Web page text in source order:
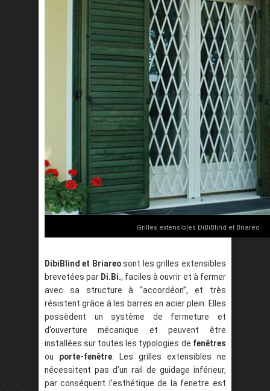
Grilles extensibles DiBiBlind et Briareo
DibiBlind et Briareosont les grilles extensibles
brevetées par Di.Bi., faciles à ouvrir et à fermer
avec sa structure à “accordéon”, et très
résistent grâce à les barres en acier plein. Elles
possèdent un système de fermeture et
d’ouverture mécanique et peuvent être
installées sur toutes les typologies de fenêtres
ou porte-fenêtre. Les grilles extensibles ne
nécessitent pas d’un rail de guidage inférieur,
par conséquent l’esthétique de la fenetre est